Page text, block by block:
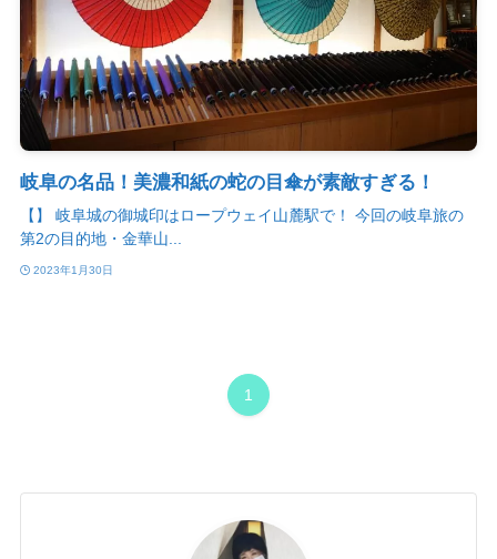
岐阜の名品！美濃和紙の蛇の目傘が素敵すぎる！
【】 岐阜城の御城印はロープウェイ山麓駅で！ 今回の岐阜旅の
第2の目的地・金華山...
2023年1月30日
1